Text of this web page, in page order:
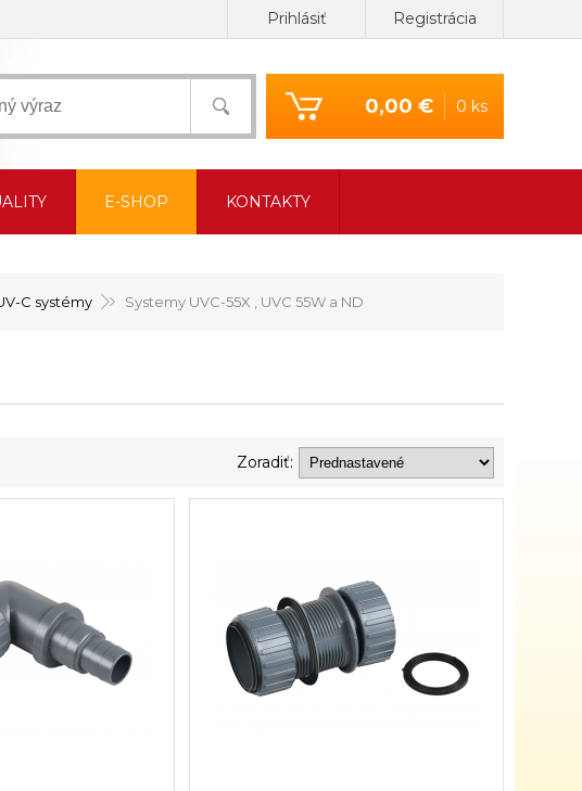
Prihlásiť Registrácia
0,00 € 0 ks
C systémy Systemy UVC-55X , UVC 55W a ND
Zoradiť:
E-SHOP KONTAKTY